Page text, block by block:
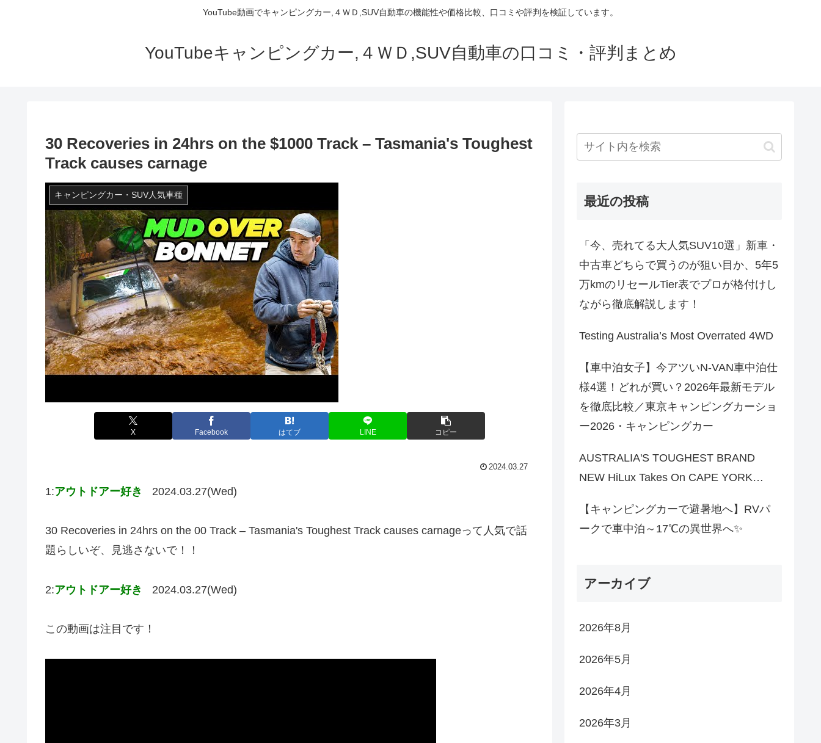
YouTube動画でキャンピングカー,４ＷＤ,SUV自動車の機能性や価格比較、口コミや評判を検証しています。
YouTubeキャンピングカー,４ＷＤ,SUV自動車の口コミ・評判まとめ
30 Recoveries in 24hrs on the $1000 Track – Tasmania's Toughest
Track causes carnage
キャンピングカー・SUV人気車種
X Facebook はてブ LINE コピー
2024.03.27
1:アウトドアー好き 2024.03.27(Wed)
30 Recoveries in 24hrs on the 00 Track – Tasmania's Toughest Track causes carnageって人気で話
題らしいぞ、見逃さないで！！
2:アウトドアー好き 2024.03.27(Wed)
この動画は注目です！
最近の投稿
「今、売れてる大人気SUV10選」新車・
中古車どちらで買うのが狙い目か、5年5
万kmのリセールTier表でプロが格付けし
ながら徹底解説します！
Testing Australia’s Most Overrated 4WD
【車中泊女子】今アツいN-VAN車中泊仕
様4選！どれが買い？2026年最新モデル
を徹底比較／東京キャンピングカーショ
ー2026・キャンピングカー
AUSTRALIA'S TOUGHEST BRAND
NEW HiLux Takes On CAPE YORK…
【キャンピングカーで避暑地へ】RVパ
ークで車中泊～17℃の異世界へ✨
アーカイブ
2026年8月
2026年5月
2026年4月
2026年3月